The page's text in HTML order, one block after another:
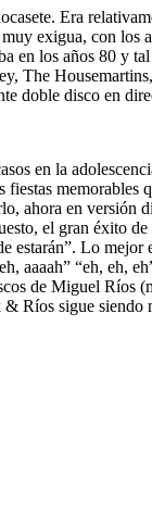
Era
exigua, con los
en los años 80 y
The
doble disco en
en la
memorables
ahora en versión
el gran éxito
Lo mejor
aaaah” “eh, eh,
de Miguel Ríos
& Ríos sigue